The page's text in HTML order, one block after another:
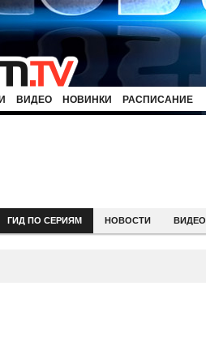
ВИДЕО НОВИНКИ РАСПИСАНИЕ
ГИД ПО СЕРИЯМ НОВОСТИ ВИДЕО